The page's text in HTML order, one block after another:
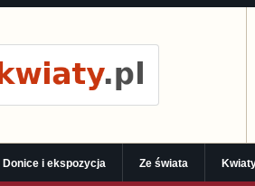
Donice i ekspozycja Ze świata